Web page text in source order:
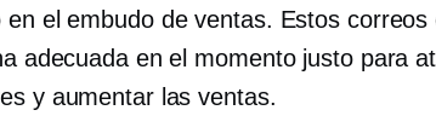
en el embudo de ventas. Estos correos
adecuada en el momento justo para
y aumentar las ventas.